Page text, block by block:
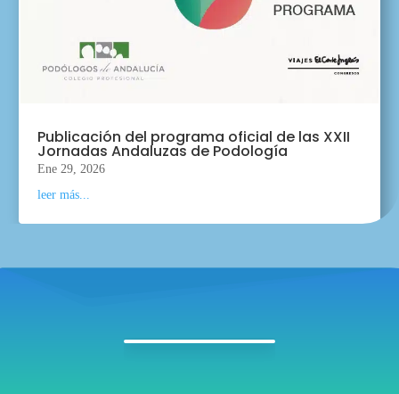
Publicación del programa oficial de las XXII
Jornadas Andaluzas de Podología
Ene 29, 2026
leer más...